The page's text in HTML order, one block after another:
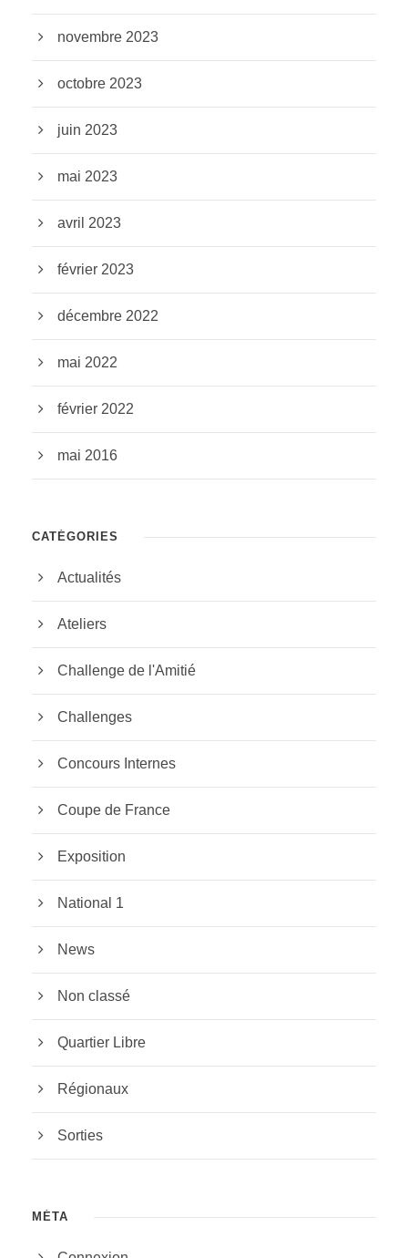
novembre 2023
octobre 2023
juin 2023
mai 2023
avril 2023
février 2023
décembre 2022
mai 2022
février 2022
mai 2016
CATÉGORIES
Actualités
Ateliers
Challenge de l'Amitié
Challenges
Concours Internes
Coupe de France
Exposition
National 1
News
Non classé
Quartier Libre
Régionaux
Sorties
MÉTA